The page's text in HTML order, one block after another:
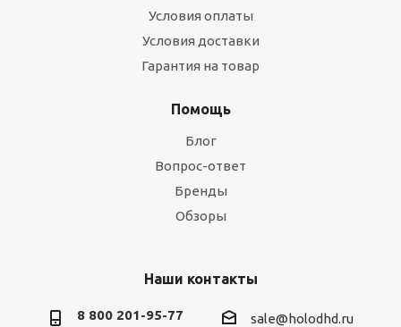
Условия оплаты
Условия доставки
Гарантия на товар
Помощь
Блог
Вопрос-ответ
Бренды
Обзоры
Наши контакты
8 800 201-95-77 sale@holodhd.ru